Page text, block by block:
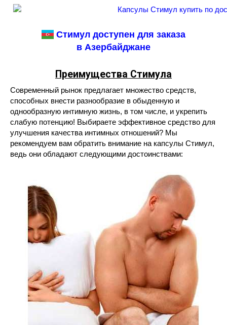
Стимул доступен для заказа
в Азербайджане
Преимущества Стимула
Современный рынок предлагает множество средств,
способных внести разнообразие в обыденную и
однообразную интимную жизнь, в том числе, и укрепить
слабую потенцию! Выбираете эффективное средство для
улучшения качества интимных отношений? Мы
рекомендуем вам обратить внимание на капсулы Стимул,
ведь они обладают следующими достоинствами: